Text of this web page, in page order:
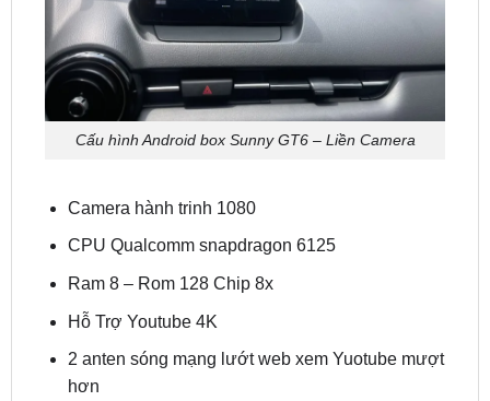
Cấu hình Android box Sunny GT6 – Liền Camera
Camera hành trinh 1080
hơn
2 cổng HDMI in out hình